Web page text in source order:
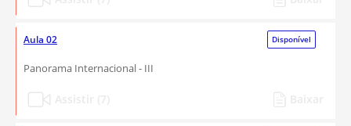
Aula 02 Disponível
Panorama Internacional - III